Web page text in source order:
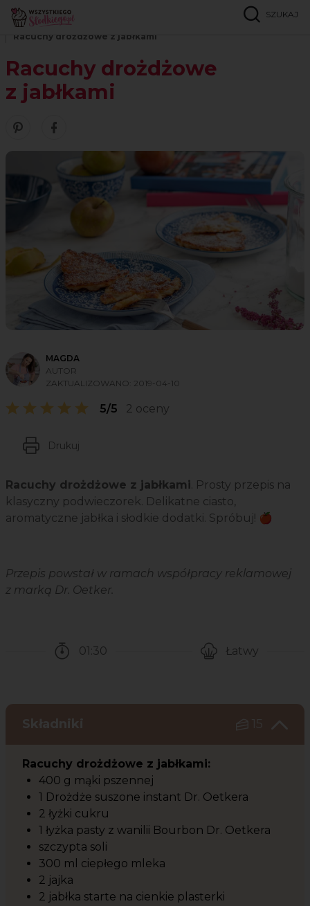
SZUKAJ
Strona główna
Racuchy drożdżowe z jabłkami
Racuchy drożdżowe
z jabłkami
Zobacz nasze piny w serwisie Pinterest
Udostępnij ten przepis w serwisie Facebook
MAGDA
AUTOR
ZAKTUALIZOWANO: 2019-04-10
5/5 2 oceny
Drukuj
Racuchy drożdżowe z jabłkami. Prosty przepis na
klasyczny podwieczorek. Delikatne ciasto,
aromatyczne jabłka i słodkie dodatki. Spróbuj! 🍎
Przepis powstał w ramach współpracy reklamowej
z marką Dr. Oetker.
01:30
Łatwy
Składniki 15
Racuchy drożdżowe z jabłkami:
400 g mąki pszennej
1 Drożdże suszone instant Dr. Oetkera
2 łyżki cukru
1 łyżka pasty z wanilii Bourbon Dr. Oetkera
szczypta soli
300 ml ciepłego mleka
2 jajka
2 jabłka starte na cienkie plasterki